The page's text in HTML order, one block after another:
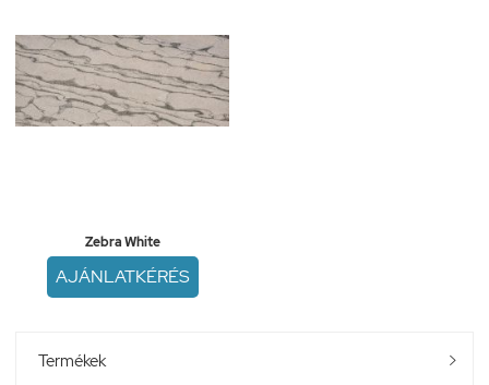
Zebra White
AJÁNLATKÉRÉS
Termékek 